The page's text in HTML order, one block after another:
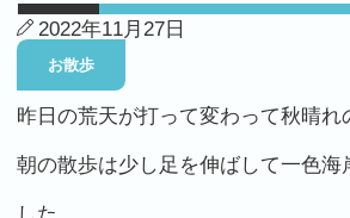
2022年11月27日
お散歩
昨日の荒天が打って変わって秋晴れ
朝の散歩は少し足を伸ばして一色海
した。